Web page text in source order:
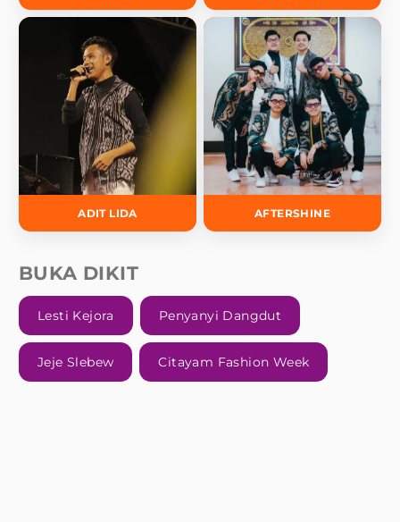
ADIT LIDA AFTERSHINE
BUKA DIKIT
Lesti Kejora Penyanyi Dangdut
Jeje Slebew Citayam Fashion Week